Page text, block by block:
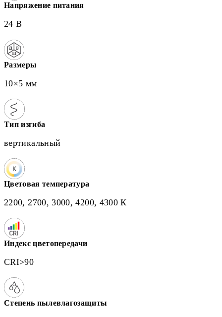
Напряжение питания
24 В
Размеры
10×5 мм
Тип изгиба
вертикальный
Цветовая температура
2200, 2700, 3000, 4200, 4300 К
Индекс цветопередачи
CRI>90
Степень пылевлагозащиты